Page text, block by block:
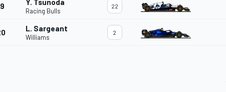
Y. Tsunoda
Racing Bulls
22
L. Sargeant
Williams
2